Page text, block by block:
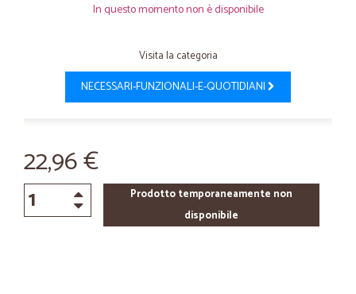
In questo momento non è disponibile
Visita la categoria
NECESSARI-FUNZIONALI-E-QUOTIDIANI
22,96 €
Prodotto temporaneamente non
disponibile